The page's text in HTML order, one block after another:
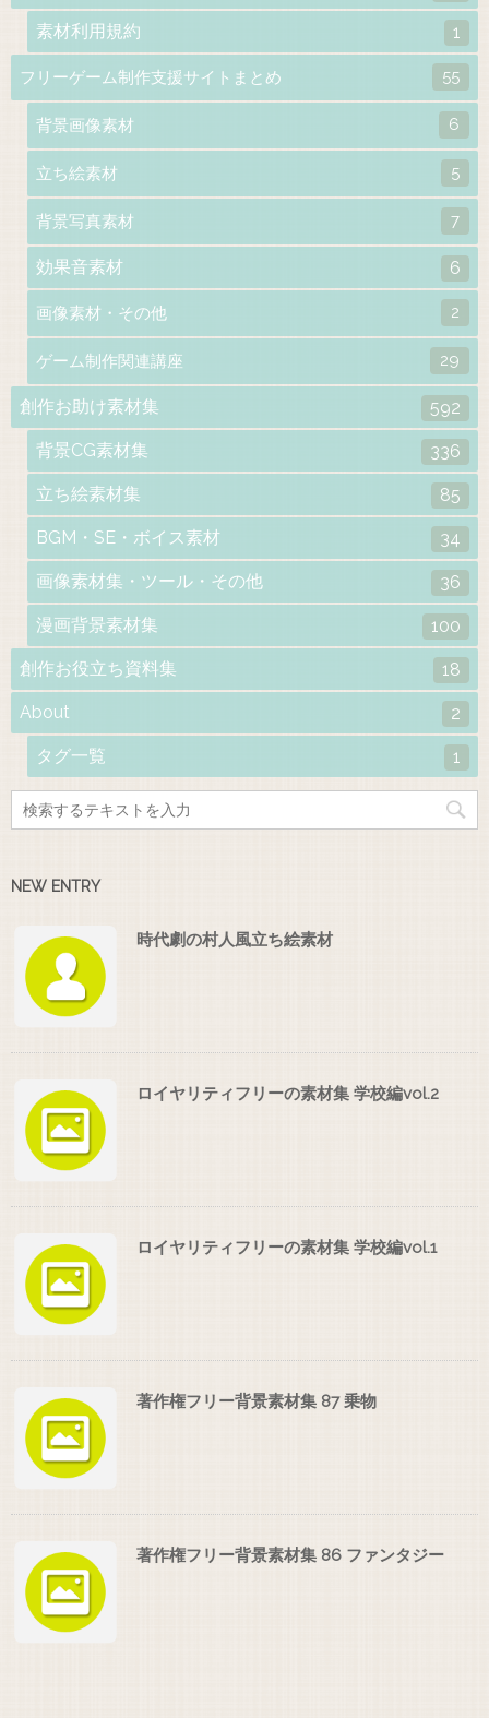
素材利用規約 1
フリーゲーム制作支援サイトまとめ 55
背景画像素材 6
立ち絵素材 5
背景写真素材 7
効果音素材 6
画像素材・その他 2
ゲーム制作関連講座 29
創作お助け素材集 592
背景CG素材集 336
立ち絵素材集 85
BGM・SE・ボイス素材 34
画像素材集・ツール・その他 36
漫画背景素材集 100
創作お役立ち資料集 18
About 2
タグ一覧 1
NEW ENTRY
時代劇の村人風立ち絵素材
ロイヤリティフリーの素材集 学校編vol.2
ロイヤリティフリーの素材集 学校編vol.1
著作権フリー背景素材集 87 乗物
著作権フリー背景素材集 86 ファンタジー